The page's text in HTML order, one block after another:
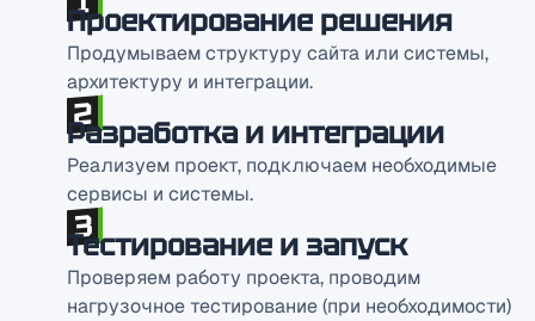
Проектирование решения
Продумываем структуру сайта или системы,
архитектуру и интеграции.
Разработка и интеграции
Реализуем проект, подключаем необходимые
сервисы и системы.
Тестирование и запуск
Проверяем работу проекта, проводим
нагрузочное тестирование (при необходимости)